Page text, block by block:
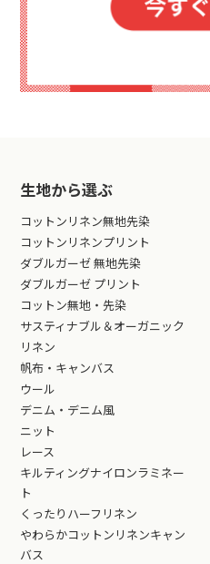
生地から選ぶ
コットンリネン無地先染
コットンリネンプリント
ダブルガーゼ 無地先染
ダブルガーゼ プリント
コットン無地・先染
サスティナブル＆オーガニック
リネン
帆布・キャンバス
ウール
デニム・デニム風
ニット
レース
キルティングナイロンラミネー
ト
くったりハーフリネン
やわらかコットンリネンキャン
バス